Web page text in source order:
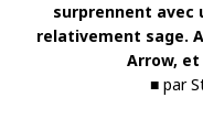
surprennent avec
relativement sage.
Arrow, et
■ par